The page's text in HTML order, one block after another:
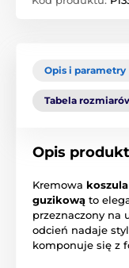
Opis i parametry
Tabela
Opis
Kremowa
guzikową to
przeznaczony na
odcień nadaje
komponuje się z